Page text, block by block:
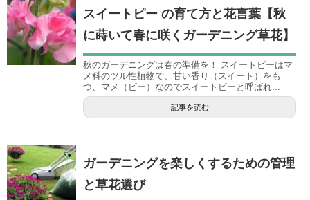
スイートピー の育て方と花言葉【秋
に蒔いて春に咲くガーデニング草花】
秋のガーデニングは春の準備を！ スイートピーはマ
メ科のツル性植物で、甘い香り（スイート）をも
つ、マメ（ピー）なのでスイートピーと呼ばれ...
記事を読む
ガーデニングを楽しくするための管理
と草花選び